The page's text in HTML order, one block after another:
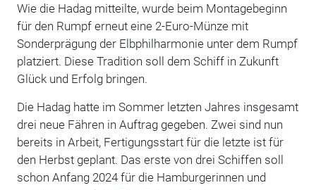
Wie die Hadag mitteilte, wurde beim Montagebeginn
für den Rumpf erneut eine 2-Euro-Münze mit
Sonderprägung der Elbphilharmonie unter dem Rumpf
platziert. Diese Tradition soll dem Schiff in Zukunft
Glück und Erfolg bringen.
Die Hadag hatte im Sommer letzten Jahres insgesamt
drei neue Fähren in Auftrag gegeben. Zwei sind nun
bereits in Arbeit, Fertigungsstart für die letzte ist für
den Herbst geplant. Das erste von drei Schiffen soll
schon Anfang 2024 für die Hamburgerinnen und